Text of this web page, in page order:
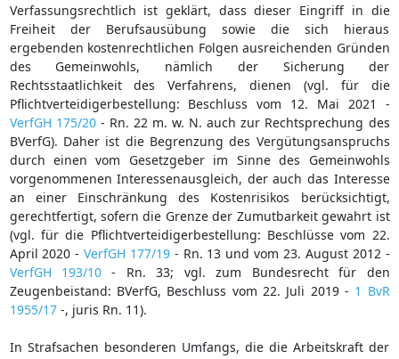
Verfassungsrechtlich ist geklärt, dass dieser Eingriff in die
Freiheit der Berufsausübung sowie die sich hieraus
ergebenden kostenrechtlichen Folgen ausreichenden Gründen
des Gemeinwohls, nämlich der Sicherung der
Rechtsstaatlichkeit des Verfahrens, dienen (vgl. für die
Pflichtverteidigerbestellung: Beschluss vom 12. Mai 2021 -
VerfGH 175/20- Rn. 22 m. w. N. auch zur Rechtsprechung des
BVerfG). Daher ist die Begrenzung des Vergütungsanspruchs
durch einen vom Gesetzgeber im Sinne des Gemeinwohls
vorgenommenen Interessenausgleich, der auch das Interesse
an einer Einschränkung des Kostenrisikos berücksichtigt,
gerechtfertigt, sofern die Grenze der Zumutbarkeit gewahrt ist
(vgl. für die Pflichtverteidigerbestellung: Beschlüsse vom 22.
April 2020 -VerfGH 177/19- Rn. 13 und vom 23. August 2012 -
VerfGH 193/10- Rn. 33; vgl. zum Bundesrecht für den
Zeugenbeistand: BVerfG, Beschluss vom 22. Juli 2019 - 1 BvR
1955/17-, juris Rn. 11).
In Strafsachen besonderen Umfangs, die die Arbeitskraft der